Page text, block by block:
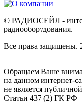
© РАДИОСЕЙЛ -
радиооборудования.
Все права защищены.
Обращаем Ваше
на данном интернет-
не является
Статьи 437 (2) ГК РФ